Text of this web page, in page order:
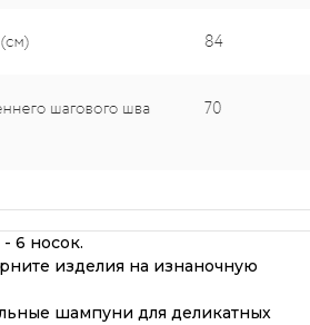
6 носок.
изделия на изнаночную
шампуни для деликатных